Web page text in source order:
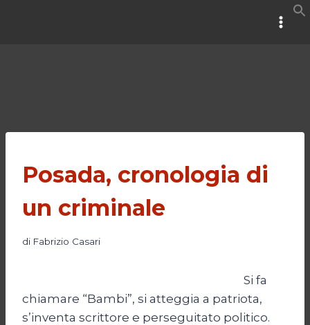
Posada, cronologia di
un criminale
di Fabrizio Casari
Si fa
chiamare “Bambi”, si atteggia a patriota,
s’inventa scrittore e perseguitato politico.